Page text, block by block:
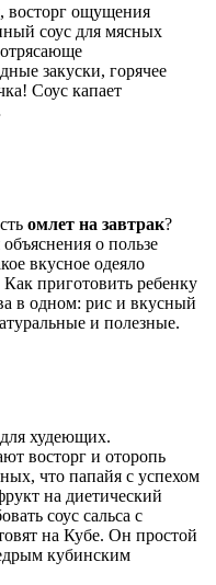
восторг ощущения
соус для мясных
закуски, горячее
Соус капает
омлет на завтрак?
о пользе
вкусное одеяло
приготовить ребенку
в одном: рис и вкусный
и полезные.
худеющих.
восторг и оторопь
что папайя с успехом
на диетический
соус сальса с
на Кубе. Он простой
кубинским